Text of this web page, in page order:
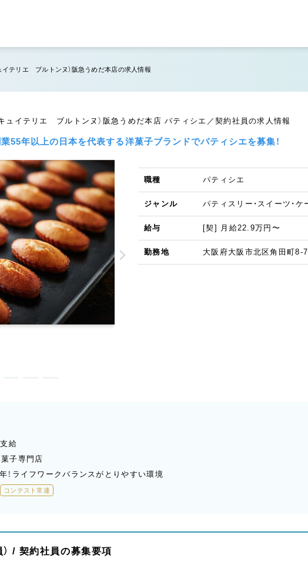
イテリエ ブルトンヌ）阪急うめだ本店の求人情報
ュイテリエ ブルトンヌ）阪急うめだ本店 パティシエ／契約社員の求人情報
業55年以上の日本を代表する洋菓子ブランドでパティシエを募集！
職種 パティシエ
ジャンル パティスリー・スイーツ・ケ
給与 [契] 月給22.9万円〜
勤務地 大阪府大阪市北区角田町8-
給
子専門店
！ライフワークバランスがとりやすい環境
コンテスト常連
/ 契約社員の募集要項